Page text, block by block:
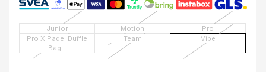
Junior Motion
Pro
Pro X Padel Duffle
Bag L
Team Vibe